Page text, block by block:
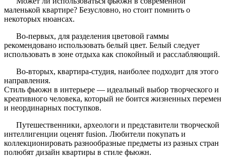
маленькой квартире? Безусловно, но стоит помнить о
некоторых нюансах.
Во-первых, для разделения цветовой гаммы
рекомендовано использовать белый цвет. Белый следует
использовать в зоне отдыха как спокойный и расслабляющий.
Во-вторых, квартира-студия, наиболее подходит для этого
направления.
Стиль фьюжн в интерьере — идеальный выбор творческого и
креативного человека, который не боится жизненных перемен
и неординарных поступков.
Путешественники, археологи и представители творческой
интеллигенции оценят fusion. Любители покупать и
коллекционировать разнообразные предметы из разных стран
полюбят дизайн квартиры в стиле фьюжн.